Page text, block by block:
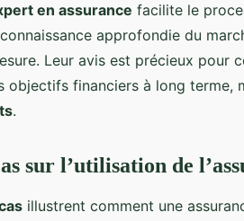
en assurance facilite le
approfondie du
Leur avis est précieux pour
objectifs financiers à long terme,
.
sur l’utilisation de
illustrent comment une